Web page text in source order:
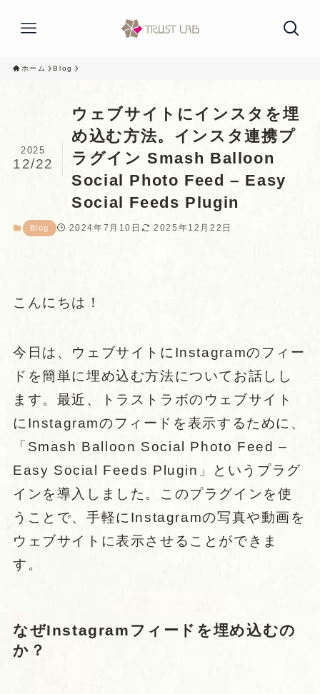
ホーム Blog
ウェブサイトにインスタを埋
め込む方法。インスタ連携プ
ラグイン Smash Balloon
Social Photo Feed – Easy
Social Feeds Plugin
2025
12/22
Blog 2024年7月10日 2025年12月22日
こんにちは！
今日は、ウェブサイトにInstagramのフィー
ドを簡単に埋め込む方法についてお話しし
ます。最近、トラストラボのウェブサイト
にInstagramのフィードを表示するために、
「Smash Balloon Social Photo Feed –
Easy Social Feeds Plugin」というプラグ
インを導入しました。このプラグインを使
うことで、手軽にInstagramの写真や動画を
ウェブサイトに表示させることができま
す。
なぜInstagramフィードを埋め込むの
か？